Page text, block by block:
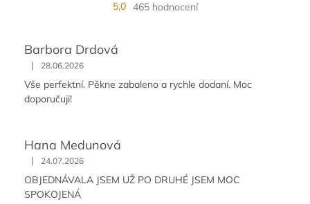
5,0 465 hodnocení
Barbora Drdová
| 28.06.2026
Vše perfektní. Pěkne zabaleno a rychle dodaní. Moc
doporučuji!
Hana Medunová
| 24.07.2026
OBJEDNÁVALA JSEM UŽ PO DRUHÉ JSEM MOC
SPOKOJENÁ